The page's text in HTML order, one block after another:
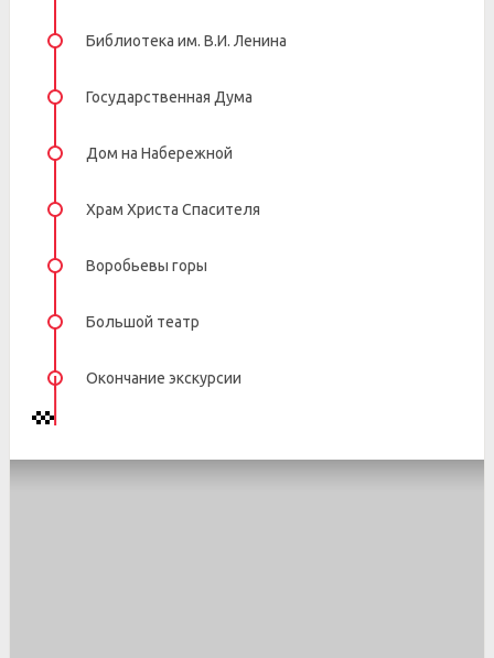
Библиотека им. В.И. Ленина
Государственная Дума
Дом на Набережной
Храм Христа Спасителя
Воробьевы горы
Большой театр
Окончание экскурсии